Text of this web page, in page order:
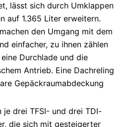
lässt sich durch Umklappen
auf 1.365 Liter erweitern.
den Umgang mit dem
einfacher, zu ihnen zählen
Durchlade und die
Antrieb. Eine Dachreling
Gepäckraumabdeckung
je drei TFSI- und drei TDI-
die sich mit gesteigerter